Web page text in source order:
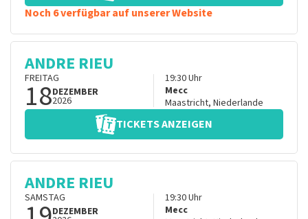
Noch 6 verfügbar auf unserer Website
ANDRE RIEU
FREITAG
18DEZEMBER
2026
19:30Uhr
Mecc
Maastricht, Niederlande
TICKETS ANZEIGEN
ANDRE RIEU
SAMSTAG
DEZEMBER
19:30Uhr
Mecc